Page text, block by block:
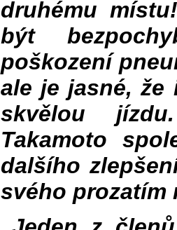
druhému
být
poškození
ale je jasné,
skvělou
Takamoto
dalšího
svého prozatím